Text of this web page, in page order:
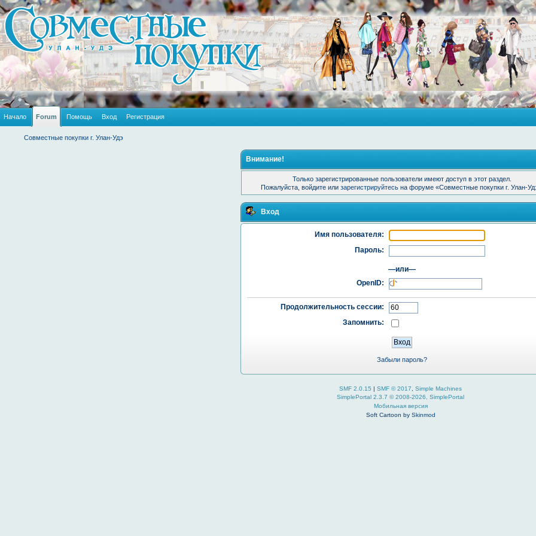
Начало Forum Помощь Вход Регистрация
Совместные покупки г. Улан-Удэ
Внимание!
Только зарегистрированные пользователи имеют доступ в этот раздел.
Пожалуйста, войдите или зарегистрируйтесьна форуме «Совместные покупки г. Улан-
Вход
Имя пользователя:
Пароль:
—или—
OpenID:
Продолжительность сессии:
Запомнить:
Забыли пароль?
SMF 2.0.15 | SMF © 2017
Simple Machines
SimplePortal 2.3.7 © 2008-2026, SimplePortal
Мобильная версия
Soft Cartoon by Skinmod